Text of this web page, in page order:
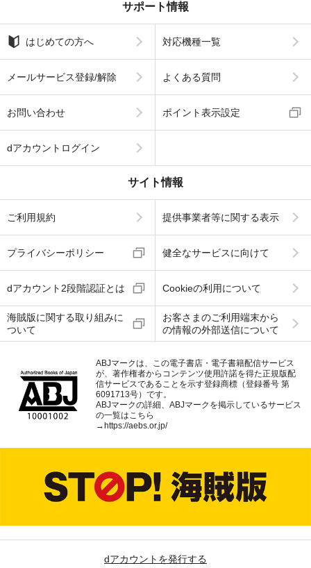
サポート情報
はじめての方へ 対応機種一覧
メールサービス登録/解除 よくある質問
お問い合わせ ポイント表示設定
dアカウントログイン
サイト情報
ご利用規約 提供事業者等に関する表示
プライバシーポリシー 健全なサービスに向けて
dアカウント2段階認証とは Cookieの利用について
海賊版に関する取り組みに
ついて
お客さまのご利用端末から
の情報の外部送信について
ABJマークは、この電子書店・電子書籍配信サービス
が、著作権者からコンテンツ使用許諾を得た正規版配
信サービスであることを示す登録商標（登録番号 第
6091713号）です。
ABJマークの詳細、ABJマークを掲示しているサービス
の一覧はこちら
→ https://aebs.or.jp/
dアカウントを発行する